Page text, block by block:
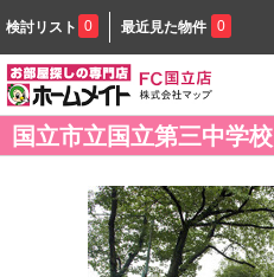
検討リスト 0 最近見た物件 0
国立市立国立第三中学校